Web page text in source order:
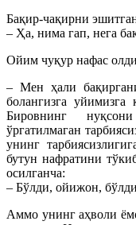
Бақир-чақирни
– Ҳа, нима гап, нега
Ойим чуқур нафас
– Мен ҳали
болангизга уйимизга
Бировнинг
ўргатилмаган
унинг
бутун нафратини
осилганча:
– Бўлди, ойижон,
Аммо унинг аҳволи